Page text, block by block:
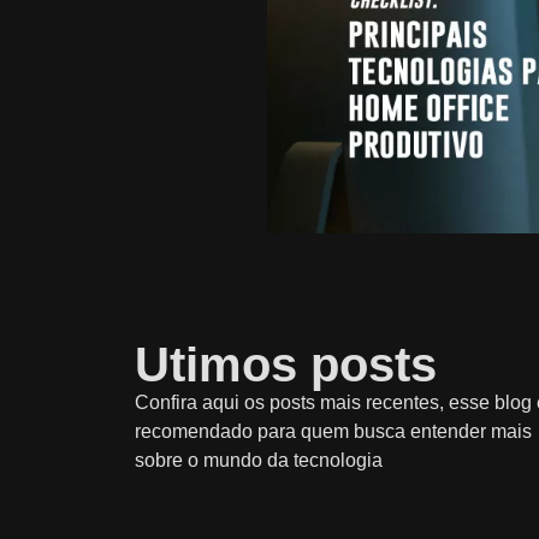
Utimos posts
Confira aqui os posts mais recentes, esse blog
recomendado para quem busca entender mais
sobre o mundo da tecnologia